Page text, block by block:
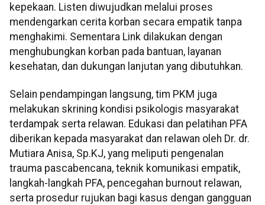
kepekaan. Listen diwujudkan melalui proses
mendengarkan cerita korban secara empatik tanpa
menghakimi. Sementara Link dilakukan dengan
menghubungkan korban pada bantuan, layanan
kesehatan, dan dukungan lanjutan yang dibutuhkan.
Selain pendampingan langsung, tim PKM juga
melakukan skrining kondisi psikologis masyarakat
terdampak serta relawan. Edukasi dan pelatihan PFA
diberikan kepada masyarakat dan relawan oleh Dr. dr.
Mutiara Anisa, Sp.KJ, yang meliputi pengenalan
trauma pascabencana, teknik komunikasi empatik,
langkah-langkah PFA, pencegahan burnout relawan,
serta prosedur rujukan bagi kasus dengan gangguan